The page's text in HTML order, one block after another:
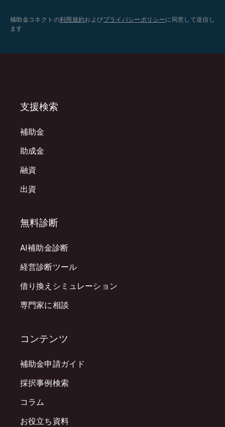
補助金コネクトの利用規約およびプライバシーポリシーに同意して送信し
ます
支援検索
補助金
助成金
融資
出資
無料診断
AI補助金診断
経営診断ツール
借り換えシミュレーション
専門家に相談
コンテンツ
補助金申請ガイド
採択事例検索
コラム
お役立ち資料